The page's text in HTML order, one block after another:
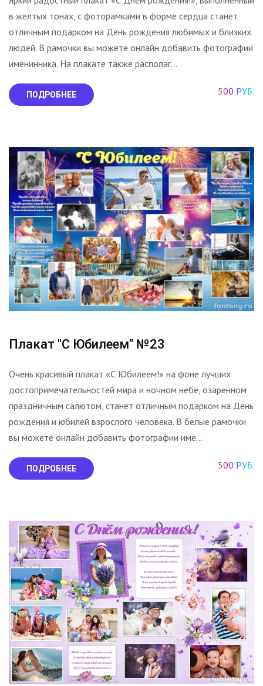
в желтых тонах, с фоторамками в форме сердца станет
отличным подарком на День рождения любимых и близких
людей. В рамочки вы можете онлайн добавить фотографии
именинника. На плакате также располаг...
ПОДРОБНЕЕ 500 РУБ.
Плакат "С Юбилеем" №23
Очень красивый плакат «С Юбилеем!» на фоне лучших
достопримечательностей мира и ночном небе, озаренном
праздничным салютом, станет отличным подарком на День
рождения и юбилей взрослого человека. В белые рамочки
вы можете онлайн добавить фотографии име...
ПОДРОБНЕЕ 500 РУБ.